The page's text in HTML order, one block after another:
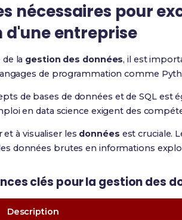
nécessaires pour
d'une entreprise
la gestion des données, il est
de programmation comme
de bases de données et de SQL est
en data science exigent des
à visualiser les données est cruciale.
données brutes en informations
clés pour la gestion des
Description